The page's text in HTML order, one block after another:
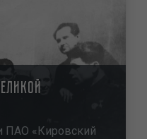
ПАО «Кировский